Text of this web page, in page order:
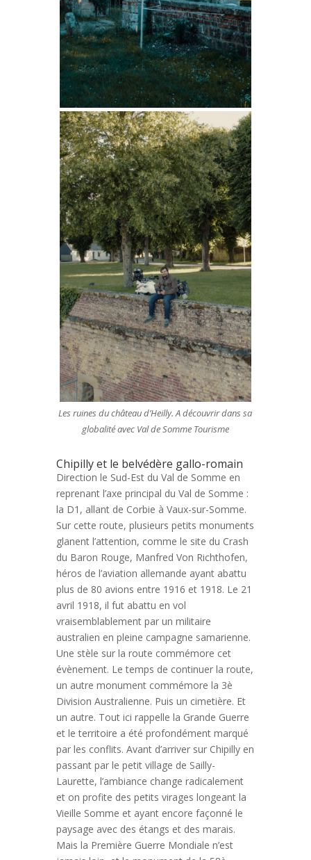
Les ruines du château d’Heilly. A découvrir dans sa
globalité avec Val de Somme Tourisme
Chipilly et le belvédère gallo-romain
Direction le Sud-Est du Val de Somme en
reprenant l’axe principal du Val de Somme :
la D1, allant de Corbie à Vaux-sur-Somme.
Sur cette route, plusieurs petits monuments
glanent l’attention, comme le site du Crash
du Baron Rouge, Manfred Von Richthofen,
héros de l’aviation allemande ayant abattu
plus de 80 avions entre 1916 et 1918. Le 21
avril 1918, il fut abattu en vol
vraisemblablement par un militaire
australien en pleine campagne samarienne.
Une stèle sur la route commémore cet
évènement. Le temps de continuer la route,
un autre monument commémore la 3è
Division Australienne. Puis un cimetière. Et
un autre. Tout ici rappelle la Grande Guerre
et le territoire a été profondément marqué
par les conflits. Avant d’arriver sur Chipilly en
passant par le petit village de Sailly-
Laurette, l’ambiance change radicalement
et on profite des petits virages longeant la
Vieille Somme et ayant encore façonné le
paysage avec des étangs et des marais.
Mais la Première Guerre Mondiale n’est